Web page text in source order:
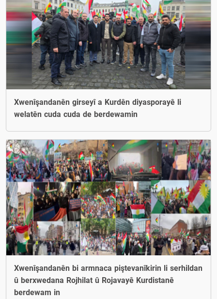
Xwenîşandanên girseyî a Kurdên diyasporayê li
welatên cuda cuda de berdewamin
Xwenîşandanên bi armnaca piştevanîkirin li serhildan
û berxwedana Rojhilat û Rojavayê Kurdistanê
berdewam in